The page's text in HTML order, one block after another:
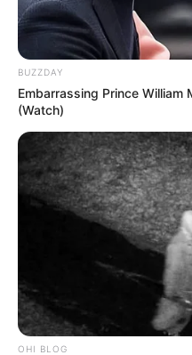
BUZZDAY
Embarrassing Prince William
(Watch)
OHI BLOG